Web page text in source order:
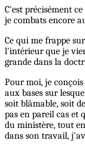
C'est précisément
je combats encore
Ce qui me frappe
l'intérieur que je
grande dans la
Pour moi, je
aux bases sur
soit blâmable, soit
pas en pareil cas et
du ministère, tout
dans son travail,